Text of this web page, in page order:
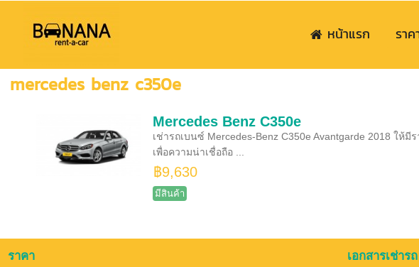
หน้าแรก ราค
mercedes benz c350e
Mercedes Benz C350e
เช่ารถเบนซ์ Mercedes-Benz C350e Avantgarde 2018 ให้
เพื่อความน่าเชื่อถือ ...
฿9,630
มีสินค้า
ราคา เอกสารเช่ารถ